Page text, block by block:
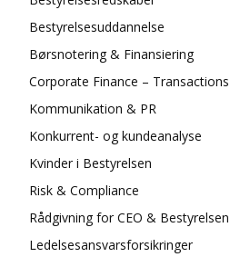
Bestyrelsesuddannelse
Børsnotering & Finansiering
Corporate Finance – Transactions
Kommunikation & PR
Konkurrent- og kundeanalyse
Kvinder i Bestyrelsen
Risk & Compliance
Rådgivning for CEO & Bestyrelsen
Ledelsesansvarsforsikringer